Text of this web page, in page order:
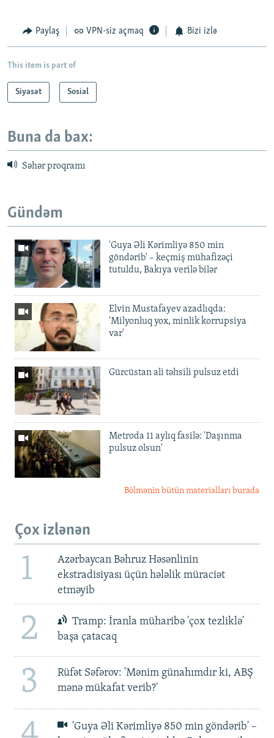
Paylaş VPN-siz açmaq Bizi izlə
This item is part of
Siyasət Sosial
Buna da bax:
Səhər proqramı
Gündəm
'Guya Əli Kərimliyə 850 min
göndərib' – keçmiş mühafizəçi
tutuldu, Bakıya verilə bilər
Elvin Mustafayev azadlıqda:
'Milyonluq yox, minlik korrupsiya
var'
Gürcüstan ali təhsili pulsuz etdi
Metroda 11 aylıq fasilə: 'Daşınma
pulsuz olsun'
Bölmənin bütün materialları burada
Çox izlənən
1
Azərbaycan Bəhruz Həsənlinin
ekstradisiyası üçün hələlik müraciət
etməyib
2
Tramp: İranla müharibə 'çox tezliklə'
başa çatacaq
3
Rüfət Səfərov: 'Mənim günahımdır ki, ABŞ
mənə mükafat verib?'
'Guya Əli Kərimliyə 850 min göndərib' –